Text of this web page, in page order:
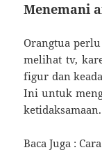
Menemani
Orangtua
melihat tv,
figur dan
Ini untuk
ketidaksamaan.
Baca Juga :